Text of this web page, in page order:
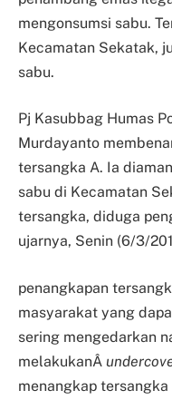
mengonsumsi sabu.
Kecamatan Sekatak,
sabu.
Pj Kasubbag Humas
Murdayanto
tersangka A. Ia
sabu di Kecamatan
tersangka, diduga
ujarnya, Senin (6/3/
penangkapan
masyarakat yang
sering mengedarkan
melakukanÂ
menangkap